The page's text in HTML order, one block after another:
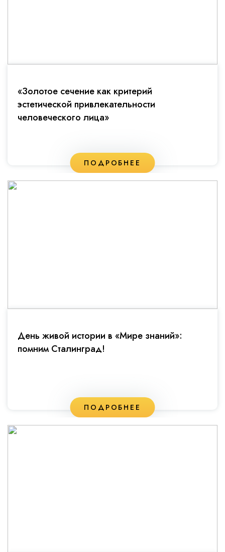
«Золотое сечение как критерий
эстетической привлекательности
человеческого лица»
ПОДРОБНЕЕ
День живой истории в «Мире знаний»:
помним Сталинград!
ПОДРОБНЕЕ